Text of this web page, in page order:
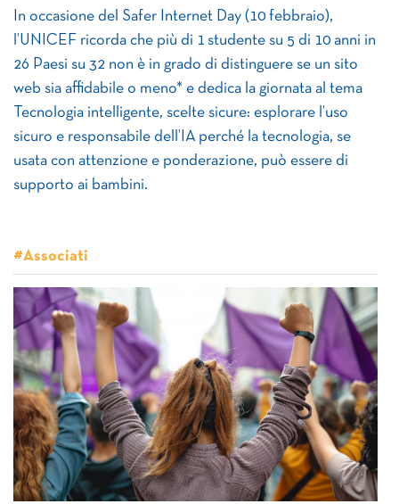
In occasione del Safer Internet Day (10 febbraio),
l’UNICEF ricorda che più di 1 studente su 5 di 10 anni in
26 Paesi su 32 non è in grado di distinguere se un sito
web sia affidabile o meno* e dedica la giornata al tema
Tecnologia intelligente, scelte sicure: esplorare l’uso
sicuro e responsabile dell’IA perché la tecnologia, se
usata con attenzione e ponderazione, può essere di
supporto ai bambini.
#Associati